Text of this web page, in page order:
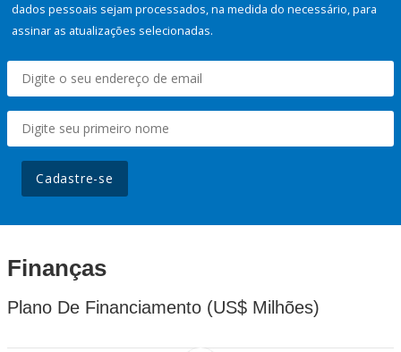
dados pessoais sejam processados, na medida do necessário, para
assinar as atualizações selecionadas.
Cadastre-se
Finanças
Plano De Financiamento (US$ Milhões)